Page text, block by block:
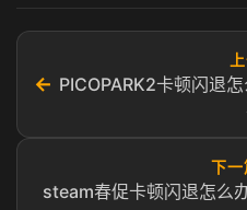
← PICOPARK2卡顿闪退
下一
steam春促卡顿闪退怎么